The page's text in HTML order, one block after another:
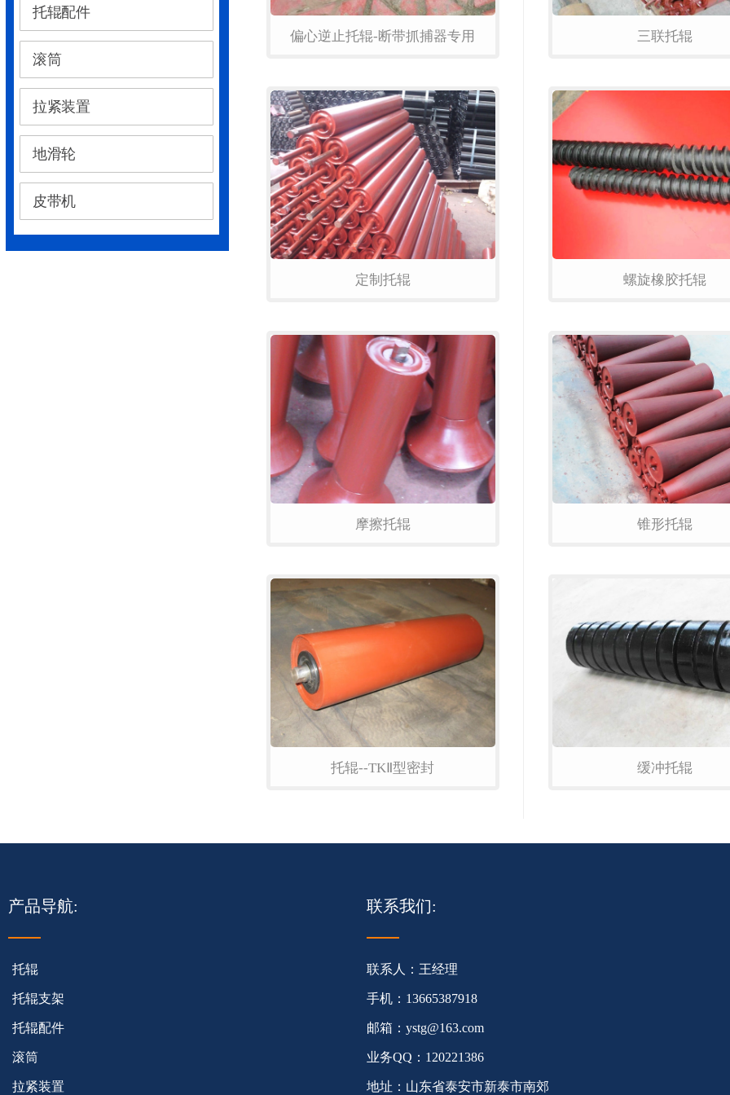
托辊配件
滚筒
拉紧装置
地滑轮
皮带机
偏心逆止托辊-断带抓捕器专用
定制托辊
摩擦托辊
托辊--TKⅡ型密封
三联托辊
螺旋橡胶托辊
锥形托辊
缓冲托辊
产品导航:
托辊
托辊支架
托辊配件
滚筒
拉紧装置
联系我们:
联系人：王经理
手机：13665387918
邮箱：ystg@163.com
业务QQ：120221386
地址：山东省泰安市新泰市南郊